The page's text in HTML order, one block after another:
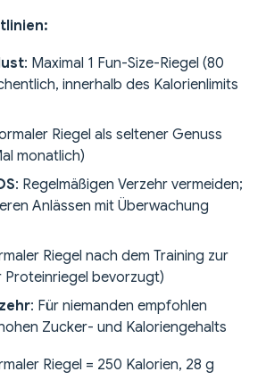
: Maximal 1 Fun-Size-Riegel (80
innerhalb des Kalorienlimits
Riegel als seltener Genuss
monatlich)
: Regelmäßigen Verzehr vermeiden;
Anlässen mit Überwachung
Riegel nach dem Training zur
Proteinriegel bevorzugt)
: Für niemanden empfohlen
Zucker- und Kaloriengehalts
Riegel = 250 Kalorien, 28 g